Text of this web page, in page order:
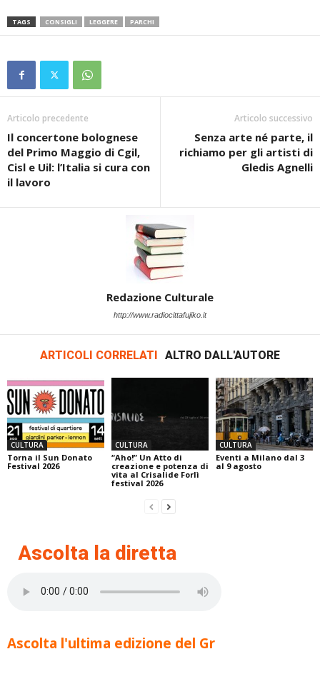
TAGS CONSIGLI LEGGERE PARCHI
Articolo precedente
Il concertone bolognese
del Primo Maggio di Cgil,
Cisl e Uil: l’Italia si cura con
il lavoro
Articolo successivo
Senza arte né parte, il
richiamo per gli artisti di
Gledis Agnelli
Redazione Culturale
http://www.radiocittafujiko.it
ARTICOLI CORRELATI ALTRO DALL'AUTORE
CULTURA
Torna il Sun Donato
Festival 2026
CULTURA
“Aho!” Un Atto di
creazione e potenza di
vita al Crisalide Forlì
festival 2026
CULTURA
Eventi a Milano dal 3
al 9 agosto
Ascolta la diretta
Ascolta l'ultima edizione del Gr